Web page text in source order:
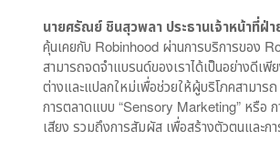
นายศรัณย์ ชินสุวพลา ประธานเจ้าหน้าที่ฝ่
คุ้นเคยกับ Robinhood ผ่านการบริการของ
สามารถจดจำแบรนด์ของเราได้เป็นอย่างดีเ
ต่างและแปลกใหม่เพื่อช่วยให้ผู้บริโภคสามาร
การตลาดแบบ “Sensory Marketing” หรือ
เสียง รวมถึงการสัมผัส เพื่อสร้างตัวตนและก